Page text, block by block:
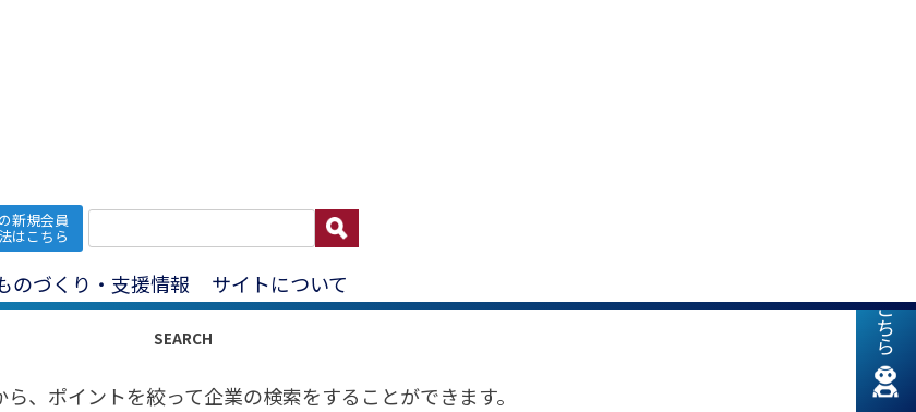
新規会員
はこちら
のづくり・支援情報 サイトについて
企業をさがす
SEARCH
、ポイントを絞って企業の検索をすることができます。
新着情報はこちら